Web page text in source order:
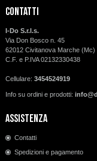
Contatti
I-Do S.r.l.s.
Via Don Bosco n. 45
62012 Civitanova Marche (Mc)
C.F. e P.IVA 02132330438
Cellulare: 3454524919
Info su ordini e prodotti:
Assistenza
Contatti
Spedizioni e pagamento